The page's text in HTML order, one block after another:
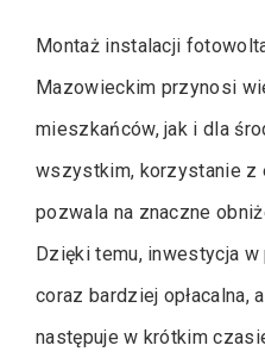
Montaż instalacji
Mazowieckim przynosi
mieszkańców, jak i dla
wszystkim, korzystanie z
pozwala na znaczne
Dzięki temu, inwestycja
coraz bardziej opłacalna,
następuje w krótkim